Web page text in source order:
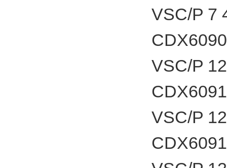
VSC/P 7
VSC/P
VSC/P